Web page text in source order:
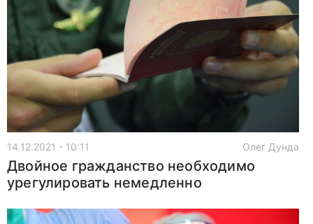
14.12.2021 - 10:11 Олег Дунда
Двойное гражданство необходимо
урегулировать немедленно